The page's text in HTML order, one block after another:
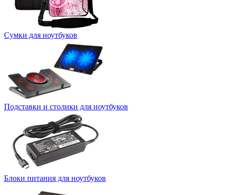
Сумки для ноутбуков
Подставки и столики для ноутбуков
Блоки питания для ноутбуков